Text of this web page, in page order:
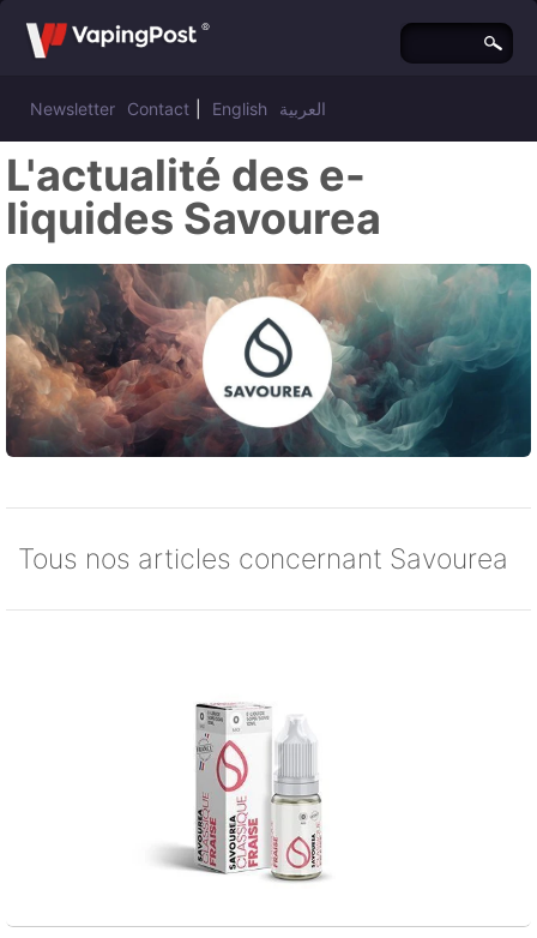
Newsletter Contact English العربية
L'actualité des e-
liquides Savourea
Tous nos articles concernant Savourea